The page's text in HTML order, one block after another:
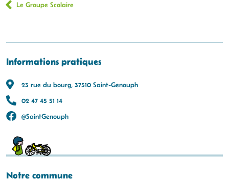
Le Groupe Scolaire
Informations pratiques
23 rue du bourg, 37510 Saint-Genouph
02 47 45 51 14
@SaintGenouph
Notre commune